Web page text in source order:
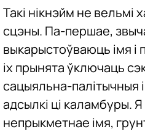
Такі нікнэйм не вельмі
сцэны. Па-першае,
выкарыстоўваюць імя і
іх прынята ўключаць
сацыяльна-палітычныя
адсылкі ці каламбуры.
непрыкметнае імя,